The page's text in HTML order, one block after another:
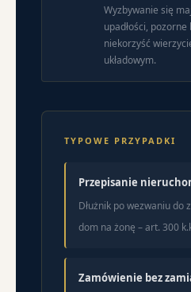
Wyzbywanie się
upadłości,
niekorzyść
układowym.
TYPOWE PRZYPADKI
Przepisanie
Dłużnik po wezwaniu do
dom na żonę – art. 300
Zamówienie bez